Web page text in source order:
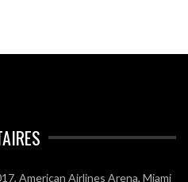
American Airlines Arena, Miami